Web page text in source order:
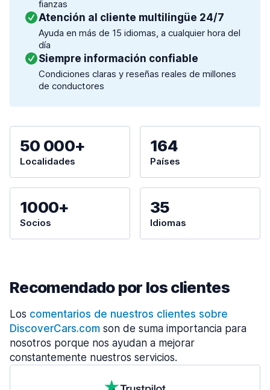
fianzas
Atención al cliente multilingüe 24/7
Ayuda en más de 15 idiomas, a cualquier hora del
día
Siempre información confiable
Condiciones claras y reseñas reales de millones
de conductores
50 000+
Localidades
164
Países
1000+
Socios
35
Idiomas
Recomendado por los clientes
Los comentarios de nuestros clientes sobre
DiscoverCars.com son de suma importancia para
nosotros porque nos ayudan a mejorar
constantemente nuestros servicios.